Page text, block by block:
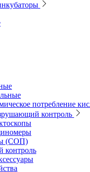
и реагенты
фотометров
электрофореза
печи